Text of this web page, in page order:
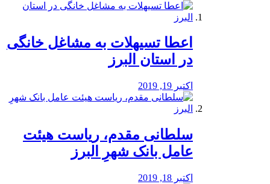
️اعطا تسیهلات به مشاغل خانگی
در استان البرز
اکتبر 19, 2019
سلطانی مقدم، ریاست هیئت
عامل بانک شهرِ البرز
اکتبر 18, 2019